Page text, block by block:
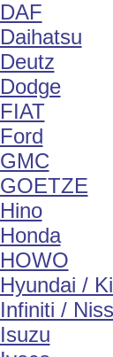
DAF
Daihatsu
Deutz
Dodge
FIAT
Ford
GMC
GOETZE
Hino
Honda
HOWO
Hyundai /
Infiniti /
Isuzu